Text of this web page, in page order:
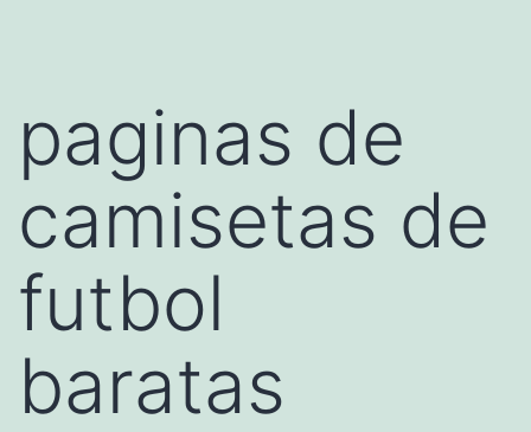
paginas de
camisetas de
futbol
baratas